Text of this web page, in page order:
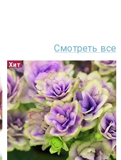
Смотреть все
Хит